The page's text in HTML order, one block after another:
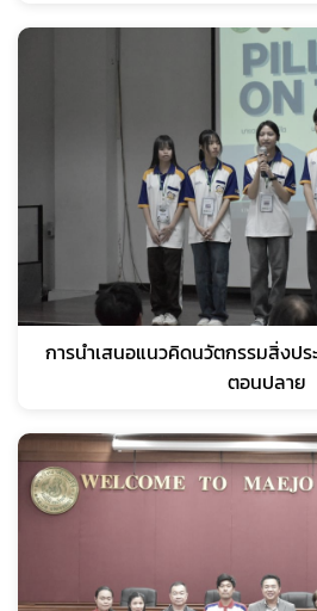
การนำเสนอแนวคิดนวัตกรรมสิ่งป
ตอนปลาย